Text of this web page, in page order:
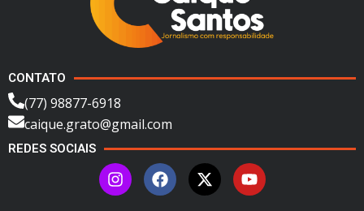
CONTATO
(77) 98877-6918
caique.grato@gmail.com
REDES SOCIAIS